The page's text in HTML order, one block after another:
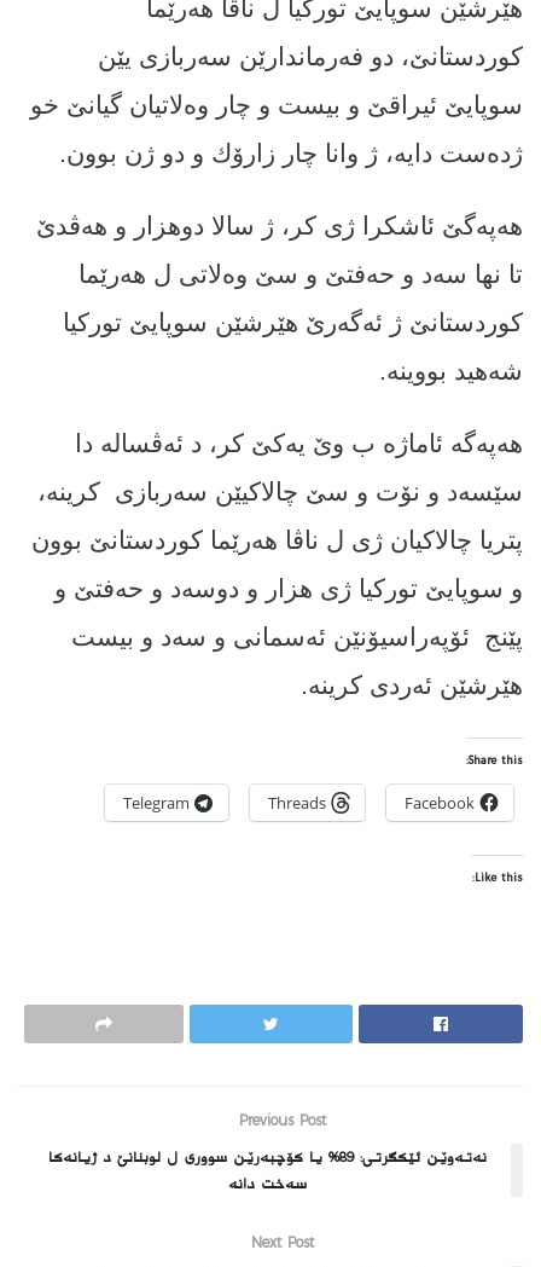
هێرشێن سوپایێ تورکیا ل ناڤا هه‌رێما
کوردستانێ، دو فەرماندارێن سەربازی یێن
سوپایێ ئیراقێ و بیست و چار وه‌لاتیان گیانێ خو
ژده‌ست دایه،‌ ژ وانا چار زارۆك و دو ژن بوون.
هه‌په‌گێ ئاشكرا ژى كر، ژ سالا دوهزار و هه‌ڤدێ
تا نها سه‌د و حه‌فتێ و سێ وه‌لاتی ل هه‌رێما
کوردستانێ ژ ئه‌گه‌رێ هێرشێن سوپایێ تورکیا
شه‌هید بووینه‌.
هەپەگە ئاماژە ب وێ یه‌كێ كر، د ئەڤسالە دا
سێسه‌د و نۆت و سێ چالاکیێن سەربازی كرینه‌،
پتریا چالاكیان ژى ل ناڤا هه‌رێما کوردستانێ بوون
و سوپایێ تورکیا ژى هزار و دوسه‌د و حه‌فتێ و
پێنج ئۆپەراسیۆنێن ئه‌سمانی و سه‌د و بیست
هێرشێن ئه‌ردى كرینه‌.
Share this:
Facebook
Threads
Telegram
Like this:
Previous Post
نەتەوێن ئێکگرتى: 89% یا کۆچبەرێن سووری ل لوبنانێ د ژیانه‌كا
سه‌خت دانه‌
Next Post